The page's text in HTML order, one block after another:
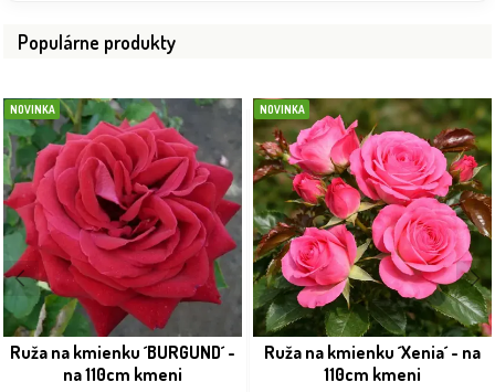
Populárne produkty
NOVINKA
Ruža na kmienku ´BURGUND´ -
na 110cm kmeni
NOVINKA
Ruža na kmienku ´Xenia´ - na
110cm kmeni